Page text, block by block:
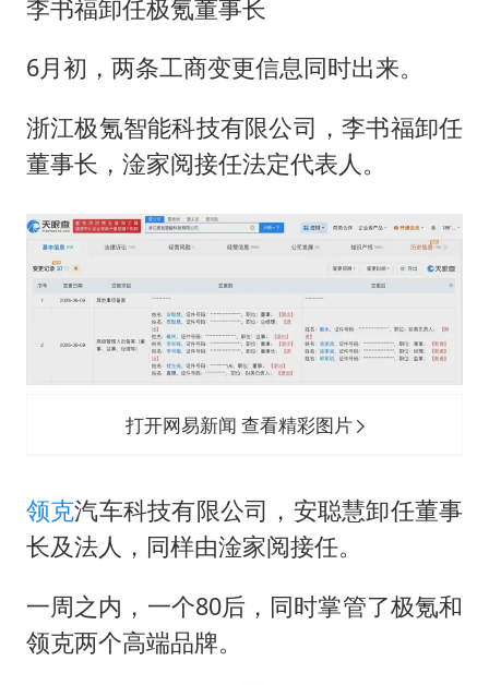
李书福卸任极氪董事长
6月初，两条工商变更信息同时出来。
浙江极氪智能科技有限公司，李书福卸任
董事长，淦家阅接任法定代表人。
打开网易新闻 查看精彩图片
领克汽车科技有限公司，安聪慧卸任董事
长及法人，同样由淦家阅接任。
一周之内，一个80后，同时掌管了极氪和
领克两个高端品牌。